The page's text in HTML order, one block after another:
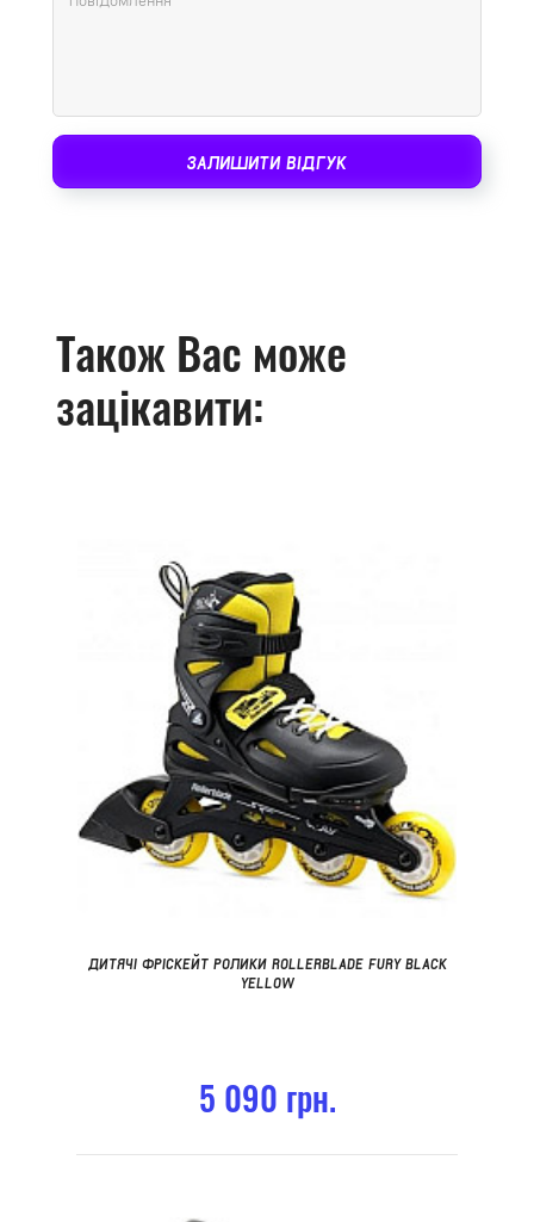
ЗАЛИШИТИ ВІДГУК
Також Вас може
зацікавити:
ДИТЯЧІ ФРІСКЕЙТ РОЛИКИ ROLLERBLADE FURY BLACK
YELLOW
5 090 грн.